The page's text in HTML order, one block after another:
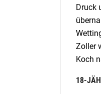
Druck
Zoller
Koch
18-